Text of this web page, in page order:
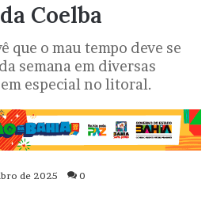
Coelba
que o mau tempo deve se
semana em diversas
especial no litoral.
de 2025 0